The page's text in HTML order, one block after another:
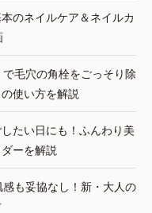
のネイルケア＆ネイルカ
毛穴の角栓をごっそり除
使い方を解説
たい日にも！ふんわり美
ーを解説
感も妥協なし！新・大人の